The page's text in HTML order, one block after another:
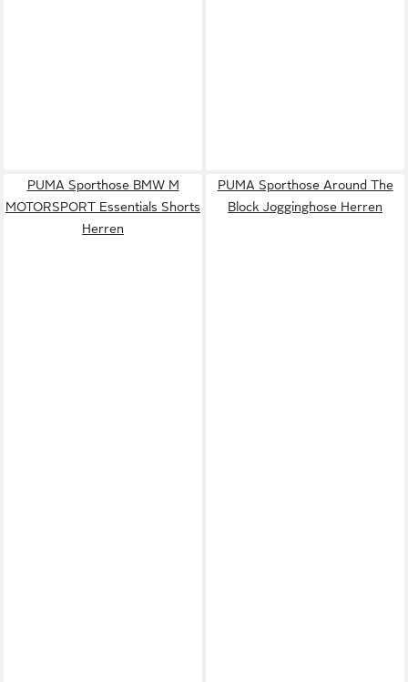
PUMA Sporthose BMW M
MOTORSPORT Essentials Shorts
Herren
PUMA Sporthose Around The
Block Jogginghose Herren